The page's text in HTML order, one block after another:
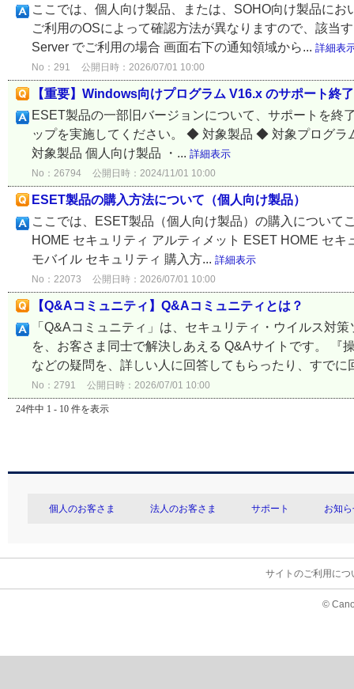
ここでは、個人向け製品、または、SOHO向け製品に
ご利用のOSによって確認方法が異なりますので、該当
Server でご利用の場合 画面右下の通知領域から... 詳細表
No：291 公開日時：2026/07/01 10:00
【重要】Windows向けプログラム V16.x のサポート終
ESET製品の一部旧バージョンについて、サポートを終
ップを実施してください。 ◆ 対象製品 ◆ 対象プログ
対象製品 個人向け製品 ・... 詳細表示
No：26794 公開日時：2024/11/01 10:00
ESET製品の購入方法について（個人向け製品）
ここでは、ESET製品（個人向け製品）の購入について
HOME セキュリティ アルティメット ESET HOME セ
モバイル セキュリティ 購入方... 詳細表示
No：22073 公開日時：2026/07/01 10:00
【Q&Aコミュニティ】Q&Aコミュニティとは？
「Q&Aコミュニティ」は、セキュリティ・ウイルス対
を、お客さま同士で解決しあえる Q&Aサイトです。 『
などの疑問を、詳しい人に回答してもらったり、すで
No：2791 公開日時：2026/07/01 10:00
24件中 1 - 10 件を表示
個人のお客さま 法人のお客さま サポート お知
サイトのご利用につ
©